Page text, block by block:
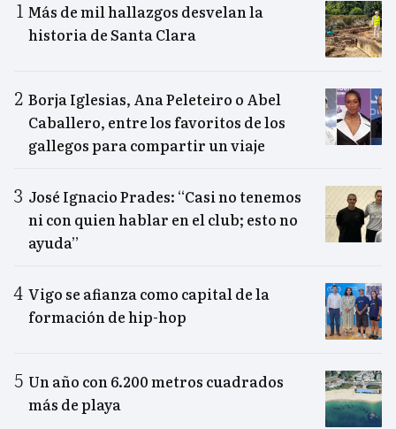
Más de mil hallazgos desvelan la
historia de Santa Clara
Borja Iglesias, Ana Peleteiro o Abel
Caballero, entre los favoritos de los
gallegos para compartir un viaje
José Ignacio Prades: “Casi no tenemos
ni con quien hablar en el club; esto no
ayuda”
Vigo se afianza como capital de la
formación de hip-hop
Un año con 6.200 metros cuadrados
más de playa